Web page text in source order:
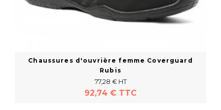
Chaussures d'ouvrière femme Coverguard
Rubis
77,28 € HT
92,74 € TTC